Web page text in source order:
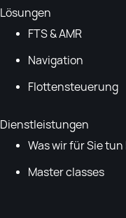
Lösungen
FTS & AMR
Navigation
Flottensteuerung
Dienstleistungen
Was wir für Sie
Master classes